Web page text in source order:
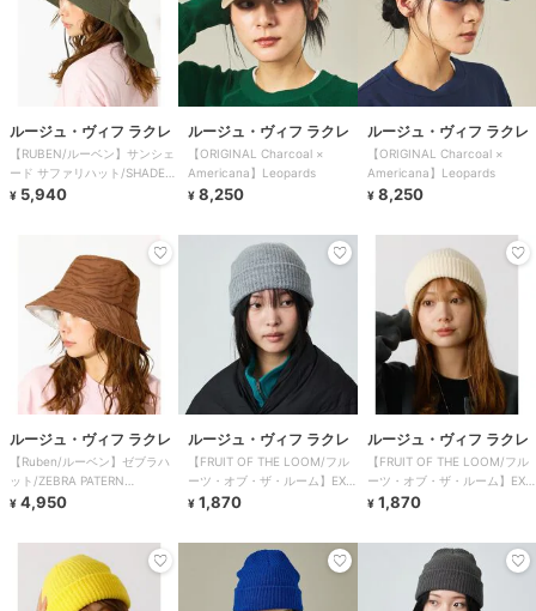
ルージュ・ヴィフ ラクレ
【RUBEN/ルーベン】サンシェ
ード サファリハット/SHADE
SAFARI
¥ 5,940
ルージュ・ヴィフ ラクレ
【ORIGINAL Charcoal ×
Americana】Leopards
¥ 8,250
ルージュ・ヴィフ ラクレ
【ORIGINAL Charcoal ×
Americana】Leopards
¥ 8,250
ルージュ・ヴィフ ラクレ
【Ruben/ルーベン】ゼブラハ
ット/ZEBRA PATERN
HAT/RUS-
¥ 4,950
ルージュ・ヴィフ ラクレ
【FRUIT OF THE LOOM/フル
ーツ・オブ・ザ・ルーム】EX
SIMP
¥ 1,870
ルージュ・ヴィフ ラクレ
【FRUIT OF THE LOOM/フル
ーツ・オブ・ザ・ルーム】EX
SIMP
¥ 1,870